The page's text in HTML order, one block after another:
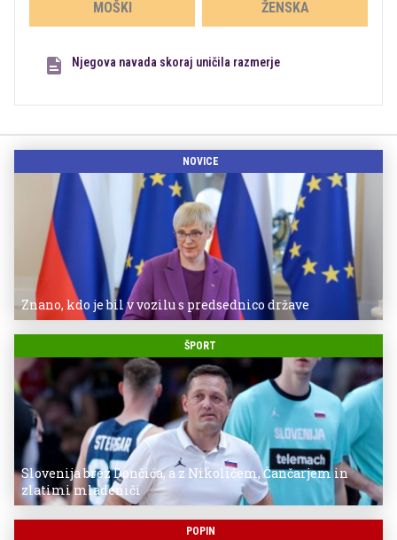
MOŠKI ŽENSKA
Njegova navada skoraj uničila razmerje
NOVICE
Znano, kdo je bil v vozilu s predsednico države
ŠPORT
Slovenija brez Dončića, a z Nikolićem, Čančarjem in
zlatimi mladeniči
POPIN